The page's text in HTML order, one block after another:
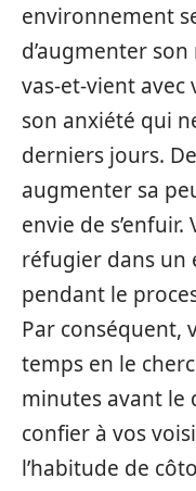
environnement
d’augmenter
vas-et-vient
son anxiété qui
derniers jours.
augmenter sa
envie de
réfugier dans un
pendant le
Par conséquent,
temps en le
minutes avant le
confier à vos
l’habitude de